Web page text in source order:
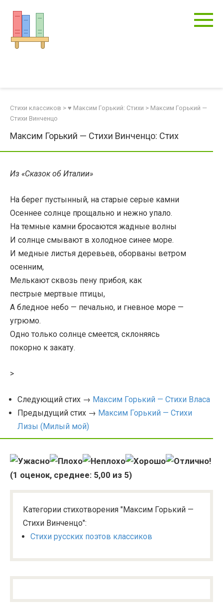
контенту
Стихи классиков > ♥ Максим Горький: Стихи > Максим Горький —
Стихи Винченцо
Максим Горький — Стихи Винченцо: Стих
Из «Сказок об Италии»
На берег пустынный, на старые серые камни
Осеннее солнце прощально и нежно упало.
На темные камни бросаются жадные волны
И солнце смывают в холодное синее море.
И медные листья деревьев, оборваны ветром
осенним,
Мелькают сквозь пену прибоя, как
пестрые мертвые птицы,
А бледное небо — печально, и гневное море —
угрюмо.
Одно только солнце смеется, склоняясь
покорно к закату.
>
Следующий стих → Максим Горький — Стихи Власа
Предыдущий стих → Максим Горький — Стихи
Лизы (Милый мой)
(1 оценок, среднее: 5,00 из 5)
Категории стихотворения "Максим Горький —
Стихи Винченцо":
Стихи русских поэтов классиков